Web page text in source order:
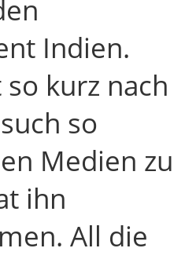
Indien.
kurz nach
so
Medien zu
ihn
All die